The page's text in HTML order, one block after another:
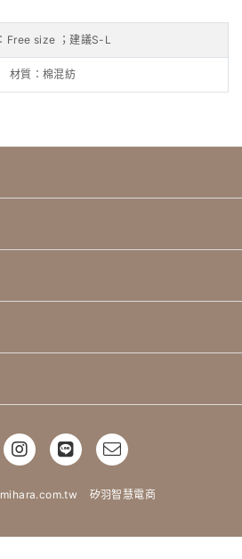
Free size ；建議S-L
材質：棉混紡
矽羽智慧電商